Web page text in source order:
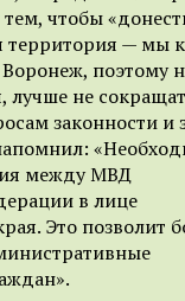
чтобы
территория — мы
поэтому
лучше не
законности и
между МВД
в лице
Это позволит